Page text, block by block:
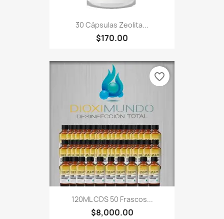
30 Cápsulas Zeolita...
$170.00
120ML CDS 50 Frascos...
$8,000.00
favorite_border